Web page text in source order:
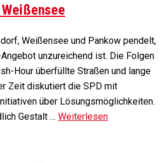
Weißensee und Pankow pendelt,
unzureichend ist. Die Folgen
Hour überfüllte Straßen und lange
Zeit diskutiert die SPD mit
über Lösungsmöglichkeiten.
Gestalt … Weiterlesen